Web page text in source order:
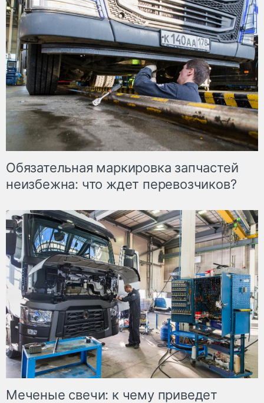
Обязательная маркировка запчастей
неизбежна: что ждет перевозчиков?
Меченые свечи: к чему приведет